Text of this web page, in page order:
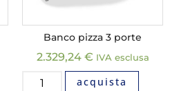
Banco pizza 3 porte
2.329,24 € IVA esclusa
acquista